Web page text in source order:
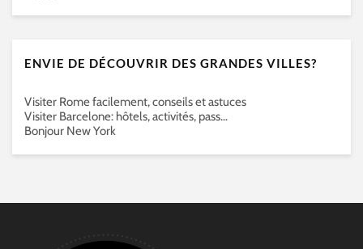
ENVIE DE DÉCOUVRIR DES GRANDES VILLES?
Visiter Rome facilement, conseils et astuces
Visiter Barcelone: hôtels, activités, pass…
Bonjour New York